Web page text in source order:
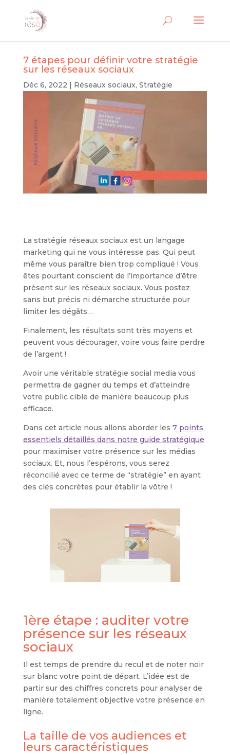
7 étapes pour définir votre stratégie
sur les réseaux sociaux
Déc 6, 2022 | Réseaux sociaux, Stratégie
La stratégie réseaux sociaux est un langage
marketing qui ne vous intéresse pas. Qui peut
même vous paraître bien trop compliqué ! Vous
êtes pourtant conscient de l’importance d’être
présent sur les réseaux sociaux. Vous postez
sans but précis ni démarche structurée pour
limiter les dégâts…
Finalement, les résultats sont très moyens et
peuvent vous décourager, voire vous faire perdre
de l’argent !
Avoir une véritable stratégie social media vous
permettra de gagner du temps et d’atteindre
votre public cible de manière beaucoup plus
efficace.
Dans cet article nous allons aborder les 7 points
essentiels détaillés dans notre guide stratégique
pour maximiser votre présence sur les médias
sociaux. Et, nous l’espérons, vous serez
réconcilié avec ce terme de “stratégie” en ayant
des clés concrètes pour établir la vôtre !
1ère étape : auditer votre
présence sur les réseaux
sociaux
Il est temps de prendre du recul et de noter noir
sur blanc votre point de départ. L’idée est de
partir sur des chiffres concrets pour analyser de
manière totalement objective votre présence en
ligne.
La taille de vos audiences et
leurs caractéristiques